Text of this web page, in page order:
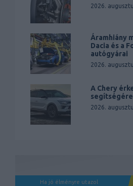
2026.
Áramhiány
Dacia és a
autógyárai
2026.
A Chery
segítségére
2026.
Ha jó élményre utazol